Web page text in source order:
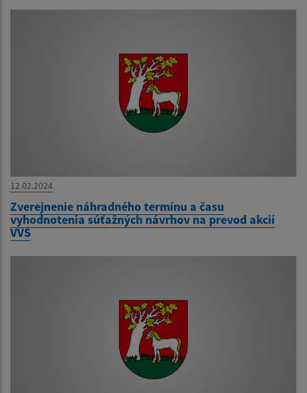
12.02.2024
Zverejnenie náhradného termínu a času
vyhodnotenia súťažných návrhov na prevod akcií
VVS